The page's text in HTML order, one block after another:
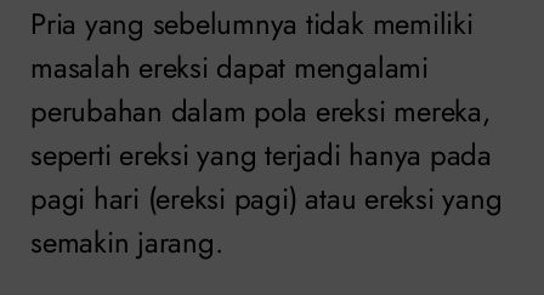
Pria yang sebelumnya tidak memiliki
masalah ereksi dapat mengalami
perubahan dalam pola ereksi mereka,
seperti ereksi yang terjadi hanya pada
pagi hari (ereksi pagi) atau ereksi yang
semakin jarang.